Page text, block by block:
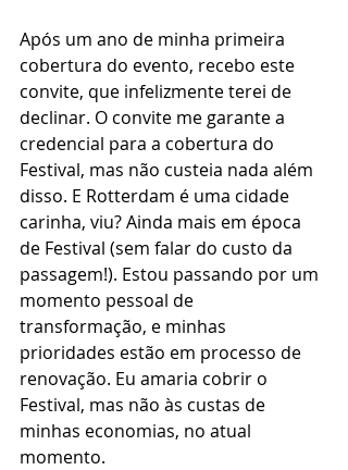
Após um ano de minha primeira
cobertura do evento, recebo este
convite, que infelizmente terei de
declinar. O convite me garante a
credencial para a cobertura do
Festival, mas não custeia nada além
disso. E Rotterdam é uma cidade
carinha, viu? Ainda mais em época
de Festival (sem falar do custo da
passagem!). Estou passando por um
momento pessoal de
transformação, e minhas
prioridades estão em processo de
renovação. Eu amaria cobrir o
Festival, mas não às custas de
minhas economias, no atual
momento.